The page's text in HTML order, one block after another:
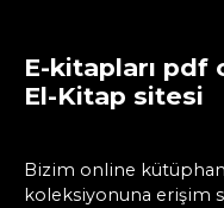
E-kitapları pdf
El-Kitap sitesi
Bizim online
koleksiyonuna erişim